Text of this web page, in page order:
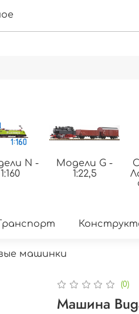
N -
1:160
Модели G -
1:22,5
машинки
(0)
Машина